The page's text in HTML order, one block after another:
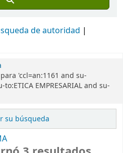
de autoridad
'ccl=an:1161 and su-
EMPRESARIAL and su-
su búsqueda